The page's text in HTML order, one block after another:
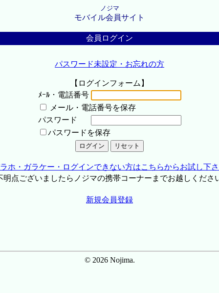
ノジマ
モバイル会員サイト
会員ログイン
パスワード未設定・お忘れの方
【ログインフォーム】
ﾒｰﾙ・電話番号
メール・電話番号を保存
パスワード
パスワードを保存
ホ・ガラケー・ログインできない方はこちらからお試し下
点ございましたらノジマの携帯コーナーまでお越しくださ
新規会員登録
© 2026 Nojima.